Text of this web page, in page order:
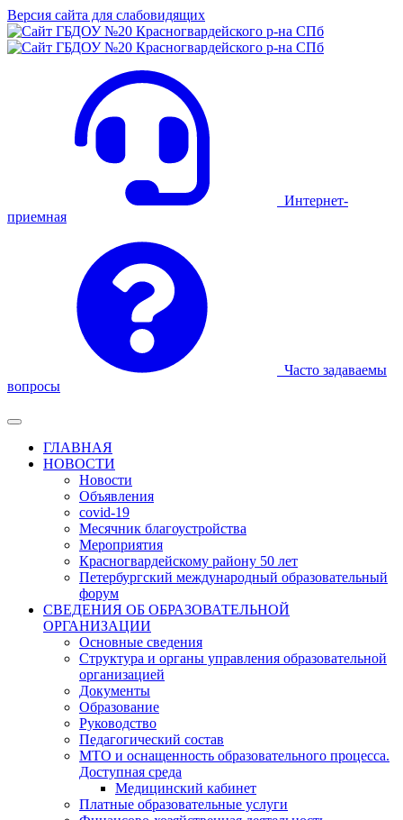
Версия сайта для слабовидящих
Интернет-
приемная
Часто задаваемы
вопросы
ГЛАВНАЯ
НОВОСТИ
Новости
Объявления
covid-19
Месячник благоустройства
Мероприятия
Красногвардейскому району 50 лет
Петербургский международный образовательный
форум
СВЕДЕНИЯ ОБ ОБРАЗОВАТЕЛЬНОЙ
ОРГАНИЗАЦИИ
Основные сведения
Структура и органы управления образовательной
организацией
Документы
Образование
Руководство
Педагогический состав
МТО и оснащенность образовательного процесса.
Доступная среда
Медицинский кабинет
Платные образовательные услуги